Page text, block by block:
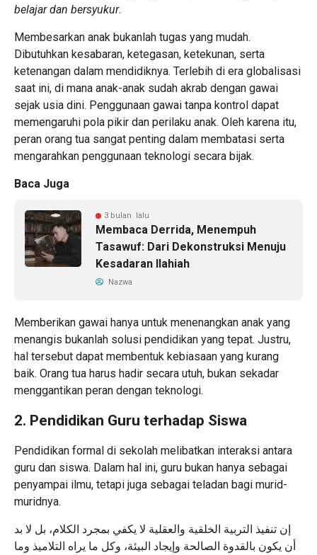
belajar dan bersyukur.
Membesarkan anak bukanlah tugas yang mudah.
Dibutuhkan kesabaran, ketegasan, ketekunan, serta
ketenangan dalam mendidiknya. Terlebih di era globalisasi
saat ini, di mana anak-anak sudah akrab dengan gawai
sejak usia dini. Penggunaan gawai tanpa kontrol dapat
memengaruhi pola pikir dan perilaku anak. Oleh karena itu,
peran orang tua sangat penting dalam membatasi serta
mengarahkan penggunaan teknologi secara bijak.
Baca Juga
3 bulan lalu
Membaca Derrida, Menempuh
Tasawuf: Dari Dekonstruksi Menuju
Kesadaran Ilahiah
Nazwa
Memberikan gawai hanya untuk menenangkan anak yang
menangis bukanlah solusi pendidikan yang tepat. Justru,
hal tersebut dapat membentuk kebiasaan yang kurang
baik. Orang tua harus hadir secara utuh, bukan sekadar
menggantikan peran dengan teknologi.
2. Pendidikan Guru terhadap Siswa
Pendidikan formal di sekolah melibatkan interaksi antara
guru dan siswa. Dalam hal ini, guru bukan hanya sebagai
penyampai ilmu, tetapi juga sebagai teladan bagi murid-
muridnya.
إن تنفيذ التربية الخلقية والعقلية لا يكفي بمجرد الكلام، بل لا بد
أن يكون بالقدوة الصالحة وإيجاد البيئة، وكل ما يراه التلاميذ وما